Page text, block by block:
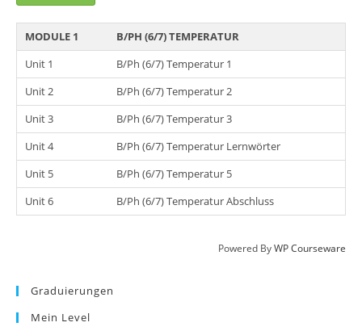
MODULE 1
B/PH (6/7) TEMPERATUR
Unit 1
B/Ph (6/7) Temperatur 1
Unit 2
B/Ph (6/7) Temperatur 2
Unit 3
B/Ph (6/7) Temperatur 3
Unit 4
B/Ph (6/7) Temperatur Lernwörter
Unit 5
B/Ph (6/7) Temperatur 5
Unit 6
B/Ph (6/7) Temperatur Abschluss
Powered ByWP Courseware
Graduierungen
Mein Level